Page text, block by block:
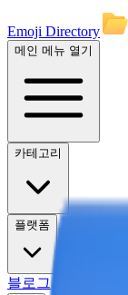
Emoji Directory
메인 메뉴 열기
카테고리
플랫폼
블로그